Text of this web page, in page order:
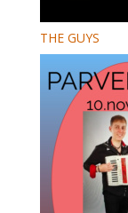
THE GUYS